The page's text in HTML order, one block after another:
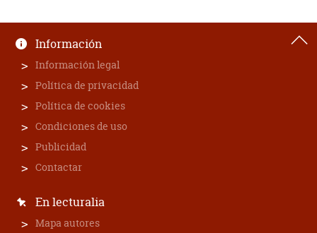
Información
Información legal
Política de privacidad
Política de cookies
Condiciones de uso
Publicidad
Contactar
En lecturalia
Mapa autores